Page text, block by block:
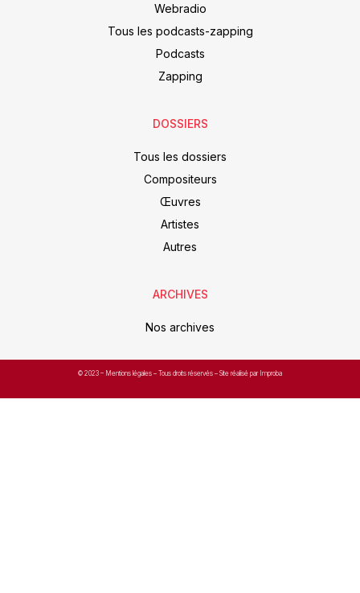
Webradio
Tous les podcasts-zapping
Podcasts
Zapping
DOSSIERS
Tous les dossiers
Compositeurs
Œuvres
Artistes
Autres
ARCHIVES
Nos archives
© 2023 – Mentions légales – Tous droits réservés – Site réalisé par Improba